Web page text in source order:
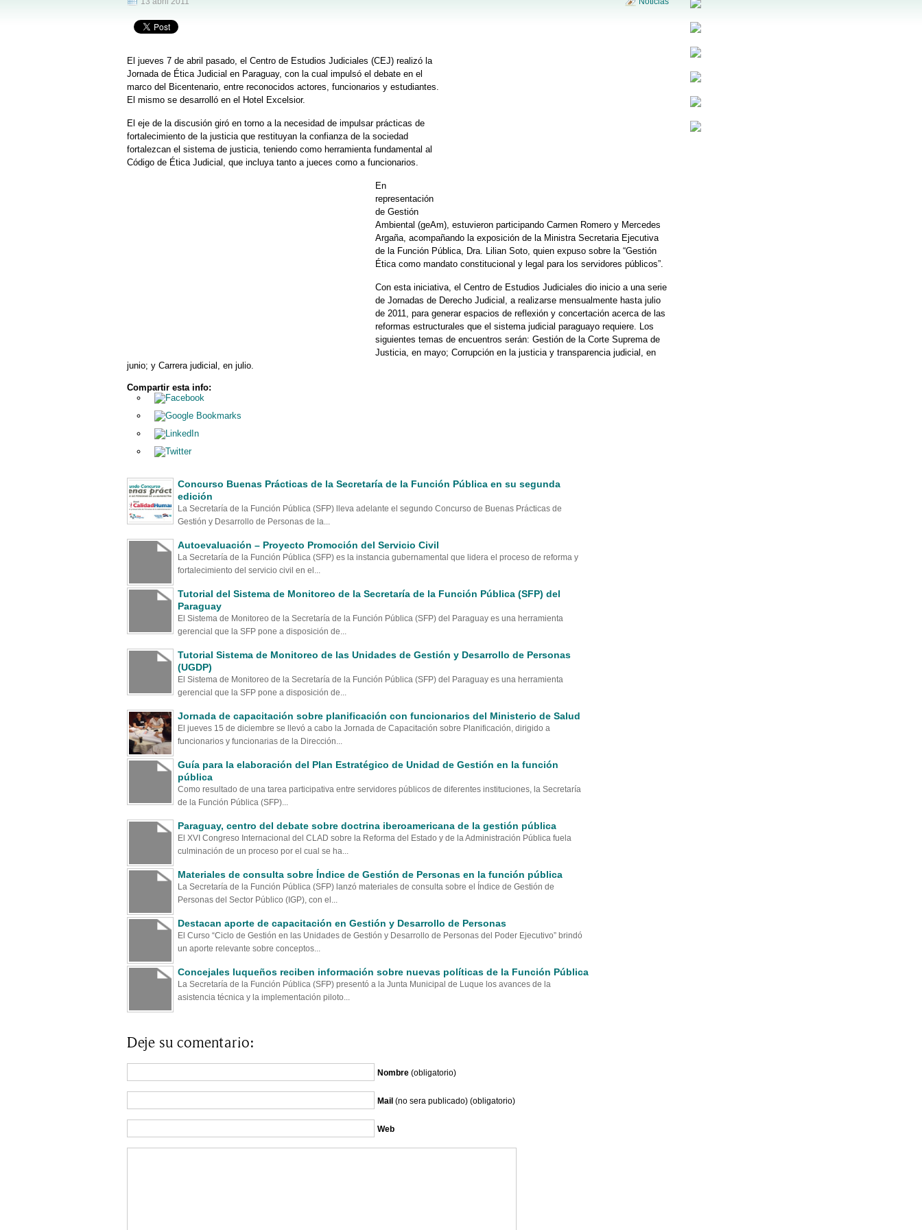
El jueves 7 de abril pasado, el Centro de Estudios Judiciales (CEJ) realizó la
Jornada de Ética Judicial en Paraguay, con la cual impulsó el debate en el
marco del Bicentenario, entre reconocidos actores, funcionarios y estudiantes.
El mismo se desarrolló en el Hotel Excelsior.
El eje de la discusión giró en torno a la necesidad de impulsar prácticas de
fortalecimiento de la justicia que restituyan la confianza de la sociedad
fortalezcan el sistema de justicia, teniendo como herramienta fundamental al
Código de Ética Judicial, que incluya tanto a jueces como a funcionarios.
En
representación
de Gestión
Ambiental (geAm), estuvieron participando Carmen Romero y Mercedes
Argaña, acompañando la exposición de la Ministra Secretaria Ejecutiva
de la Función Pública, Dra. Lilian Soto, quien expuso sobre la “Gestión
Ética como mandato constitucional y legal para los servidores públicos”.
Con esta iniciativa, el Centro de Estudios Judiciales dio inicio a una serie
de Jornadas de Derecho Judicial, a realizarse mensualmente hasta julio
de 2011, para generar espacios de reflexión y concertación acerca de las
reformas estructurales que el sistema judicial paraguayo requiere. Los
siguientes temas de encuentros serán: Gestión de la Corte Suprema de
Justicia, en mayo; Corrupción en la justicia y transparencia judicial, en
junio; y Carrera judicial, en julio.
Compartir esta info:
Concurso Buenas Prácticas de la Secretaría de la Función Pública en su segunda
edición
La Secretaría de la Función Pública (SFP) lleva adelante el segundo Concurso de Buenas Prácticas de
Gestión y Desarrollo de Personas de la...
Autoevaluación – Proyecto Promoción del Servicio Civil
La Secretaría de la Función Pública (SFP) es la instancia gubernamental que lidera el proceso de reforma y
fortalecimiento del servicio civil en el...
Tutorial del Sistema de Monitoreo de la Secretaría de la Función Pública (SFP) del
Paraguay
El Sistema de Monitoreo de la Secretaría de la Función Pública (SFP) del Paraguay es una herramienta
gerencial que la SFP pone a disposición de...
Tutorial Sistema de Monitoreo de las Unidades de Gestión y Desarrollo de Personas
(UGDP)
El Sistema de Monitoreo de la Secretaría de la Función Pública (SFP) del Paraguay es una herramienta
gerencial que la SFP pone a disposición de...
Jornada de capacitación sobre planificación con funcionarios del Ministerio de Salud
El jueves 15 de diciembre se llevó a cabo la Jornada de Capacitación sobre Planificación, dirigido a
funcionarios y funcionarias de la Dirección...
Guía para la elaboración del Plan Estratégico de Unidad de Gestión en la función
pública
Como resultado de una tarea participativa entre servidores públicos de diferentes instituciones, la Secretaría
de la Función Pública (SFP)...
Paraguay, centro del debate sobre doctrina iberoamericana de la gestión pública
El XVI Congreso Internacional del CLAD sobre la Reforma del Estado y de la Administración Pública fuela
culminación de un proceso por el cual se ha...
Materiales de consulta sobre Índice de Gestión de Personas en la función pública
La Secretaría de la Función Pública (SFP) lanzó materiales de consulta sobre el Índice de Gestión de
Personas del Sector Público (IGP), con el...
Destacan aporte de capacitación en Gestión y Desarrollo de Personas
El Curso “Ciclo de Gestión en las Unidades de Gestión y Desarrollo de Personas del Poder Ejecutivo” brindó
un aporte relevante sobre conceptos...
Concejales luqueños reciben información sobre nuevas políticas de la Función Pública
La Secretaría de la Función Pública (SFP) presentó a la Junta Municipal de Luque los avances de la
asistencia técnica y la implementación piloto...
Deje su comentario:
Nombre(obligatorio)
Mail(no sera publicado) (obligatorio)
Web